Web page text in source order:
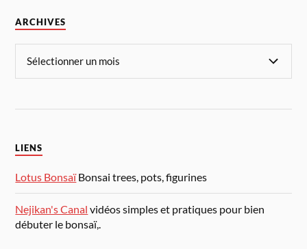
ARCHIVES
LIENS
Lotus BonsaïBonsai trees, pots, figurines
Nejikan's Canal vidéos simples et pratiques pour bien
débuter le bonsaï,.